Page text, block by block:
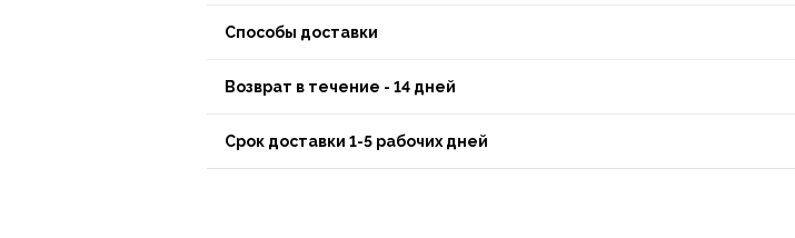
Способы доставки
Возврат в течение - 14 дней
Срок доставки 1-5 рабочих дней